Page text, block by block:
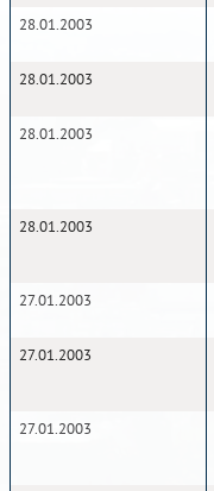
28.01.2003
28.01.2003
28.01.2003
28.01.2003
27.01.2003
27.01.2003
27.01.2003